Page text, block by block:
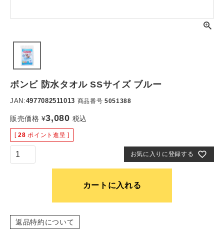
ボンビ 防水タオル SSサイズ ブルー
JAN:4977082511013 商品番号 5051388
販売価格 ¥3,080 税込
[ 28 ポイント進呈 ]
お気に入りに登録する
カートに入れる
返品特約について